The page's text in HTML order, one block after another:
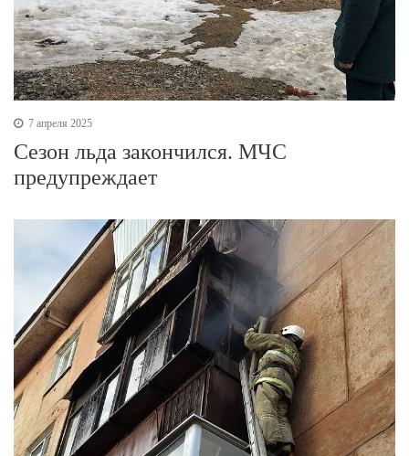
7 апреля 2025
Сезон льда закончился. МЧС
предупреждает